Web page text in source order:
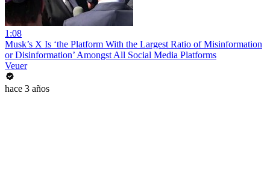
1:08
Musk’s X Is ‘the Platform With the Largest Ratio of Misinformation
or Disinformation’ Amongst All Social Media Platforms
Veuer
hace 3 años